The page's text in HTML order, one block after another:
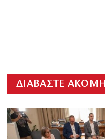
ΔΙΑΒΑΣΤΕ ΑΚΟΜΗ